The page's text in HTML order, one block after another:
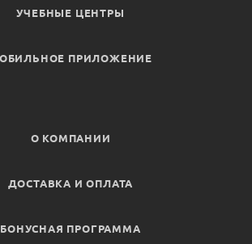
УЧЕБНЫЕ ЦЕНТРЫ
ПРИЛОЖЕНИЕ
О КОМПАНИИ
ДОСТАВКА И ОПЛАТА
БОНУСНАЯ ПРОГРАММА